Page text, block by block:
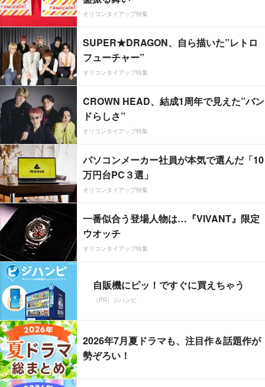
オリコンタイアップ特集
SUPER★DRAGON、自ら描いた”レトロ
フューチャー”
オリコンタイアップ特集
CROWN HEAD、結成1周年で見えた”バン
ドらしさ”
オリコンタイアップ特集
パソコンメーカー社員が本気で選んだ「10
万円台PC３選」
オリコンタイアップ特集
一番似合う登場人物は…『VIVANT』限定
ウオッチ
オリコンタイアップ特集
自販機にピッ！ですぐに買えちゃう
（PR）ジハンピ
2026年7月夏ドラマも、注目作＆話題作が
勢ぞろい！